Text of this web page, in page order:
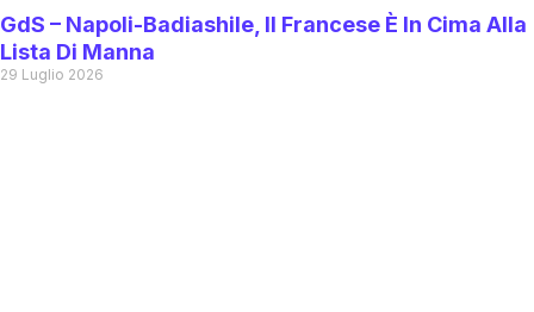
GdS – Napoli-Badiashile, Il Francese È In Cima Alla
Lista Di Manna
29 Luglio 2026